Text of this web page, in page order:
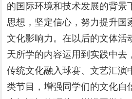
的国际环境和技术发展的背景
思想，坚定信心，努力提升国
文化影响力。在以后的文体活
天所学的内容运用到实践中去
传统文化融入球赛、文艺汇演
类节目，增强同学们的文化自